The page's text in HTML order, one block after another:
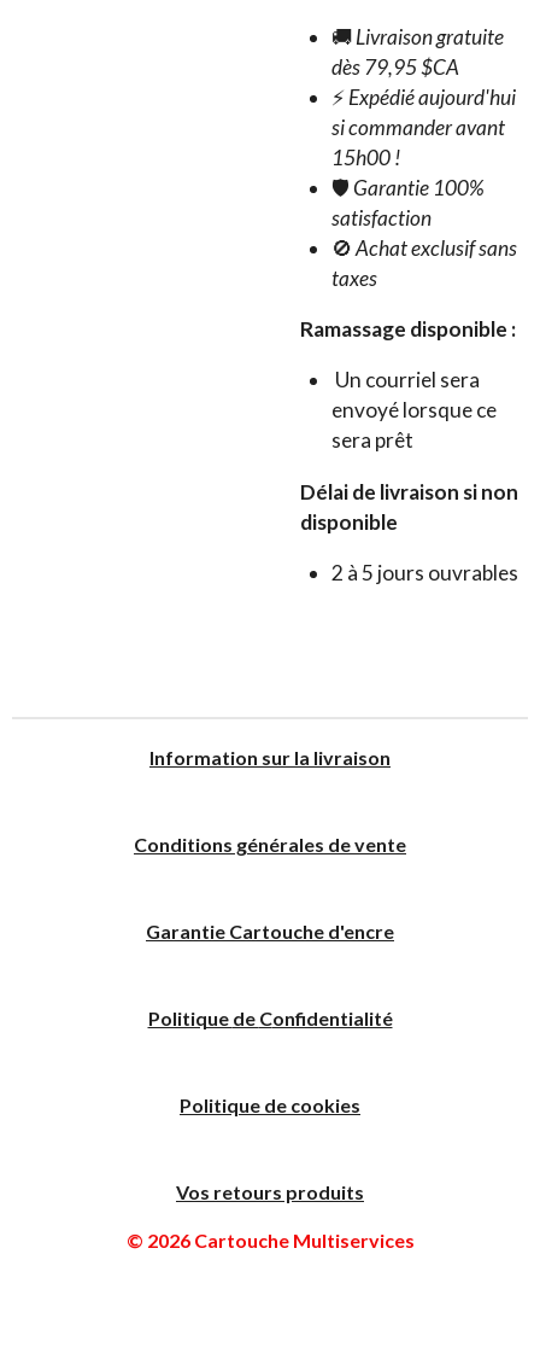
🚚Livraison gratuite
dès 79,95 $CA
⚡Expédié aujourd'hui
si commander avant
15h00 !
🛡️Garantie 100%
satisfaction
🚫Achat exclusif sans
taxes
Ramassage disponible :
Un courriel sera
envoyé lorsque ce
sera prêt
Délai de livraison si non
disponible
2 à 5 jours ouvrables
Information sur la livraison
Conditions générales de vente
Garantie Cartouche d'encre
Politique de Confidentialité
Politique de cookies
Vos retours produits
© 2026 Cartouche Multiservices